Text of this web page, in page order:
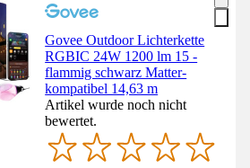
Govee Outdoor Lichterkette
RGBIC 24W 1200 lm 15 -
flammig schwarz Matter-
kompatibel 14,63 m
Artikel wurde noch nicht
bewertet.